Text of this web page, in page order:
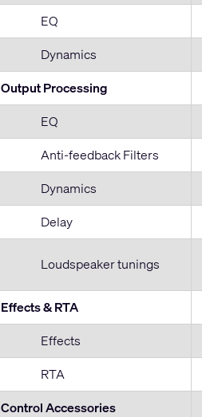
EQ
Dynamics
Output Processing
EQ
Anti-feedback Filters
Dynamics
Delay
Loudspeaker tunings
Effects & RTA
Effects
RTA
Control Accessories